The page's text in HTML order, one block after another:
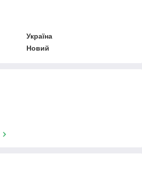
Україна
Новий